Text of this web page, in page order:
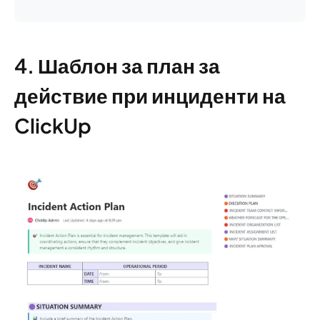
4. Шаблон за план за
действие при инциденти на
ClickUp